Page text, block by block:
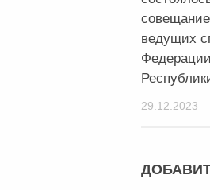
ведущих
29.12.2023